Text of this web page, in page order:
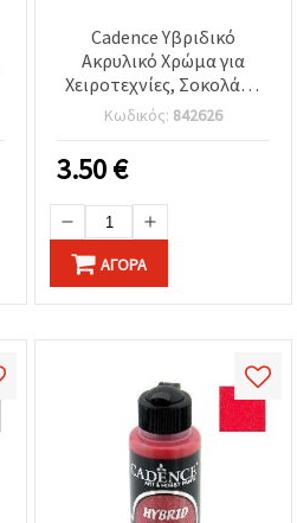
Cadence Υβριδικό
Ακρυλικό Χρώμα για
Χειροτεχνίες, Σοκολάτα
H-017, 120 ml
Κωδικός: 842626
3.50€
ΑΓΟΡΆ